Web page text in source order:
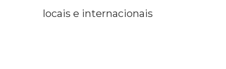
locais e internacionais